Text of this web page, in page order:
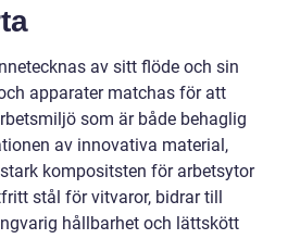
av sitt flöde och sin
apparater matchas för att
som är både behaglig
av innovativa material,
kompositsten för arbetsytor
stål för vitvaror, bidrar till
hållbarhet och lättskött